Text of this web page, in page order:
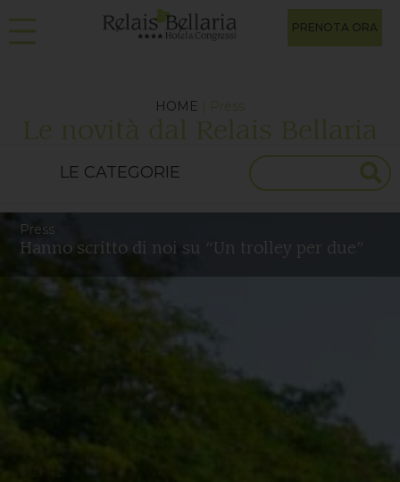
PRENOTA ORA
HOME | Press
Le novità dal Relais Bellaria
Press
Hanno scritto di noi su “Un trolley per due”